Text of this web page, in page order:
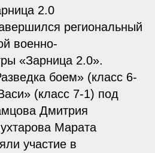
2.0
региональный
военно-
«Зарница 2.0».
боем» (класс 6-
(класс 7-1) под
Дмитрия
Марата
участие в